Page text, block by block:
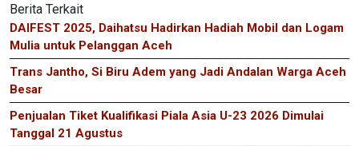
Berita Terkait
DAIFEST 2025, Daihatsu Hadirkan Hadiah Mobil dan Logam
Mulia untuk Pelanggan Aceh
Trans Jantho, Si Biru Adem yang Jadi Andalan Warga Aceh
Besar
Penjualan Tiket Kualifikasi Piala Asia U-23 2026 Dimulai
Tanggal 21 Agustus